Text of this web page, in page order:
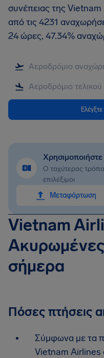
συνέπειας της
από τις 4231
24 ώρες, 47.34%
Ο ταχύτερος
επιλέξιμοι
Mεταφόρτωση
Vietnam
Ακυρωμένες
σήμερα
Πόσες πτήσεις
Σύμφωνα με τα
Vietnam Airlines